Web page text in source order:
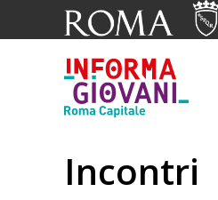
Incontri